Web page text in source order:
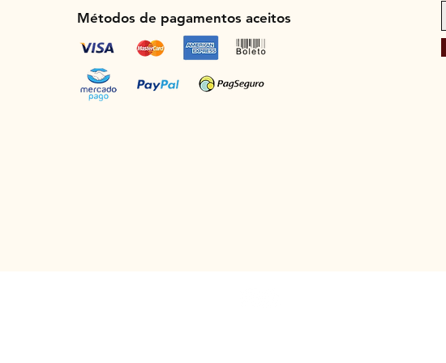
Métodos de pagamentos aceitos